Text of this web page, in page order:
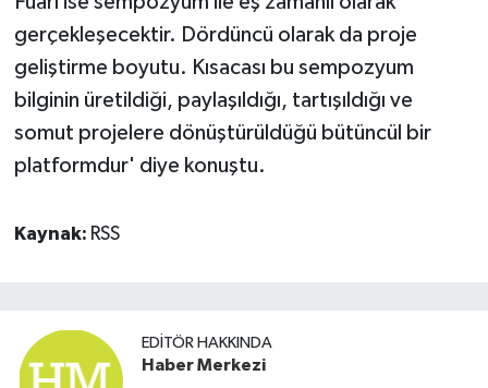
gerçekleşecektir. Dördüncü olarak da proje
geliştirme boyutu. Kısacası bu sempozyum
bilginin üretildiği, paylaşıldığı, tartışıldığı ve
somut projelere dönüştürüldüğü bütüncül bir
platformdur' diye konuştu.
Kaynak: RSS
EDITÖR HAKKINDA
Haber Merkezi